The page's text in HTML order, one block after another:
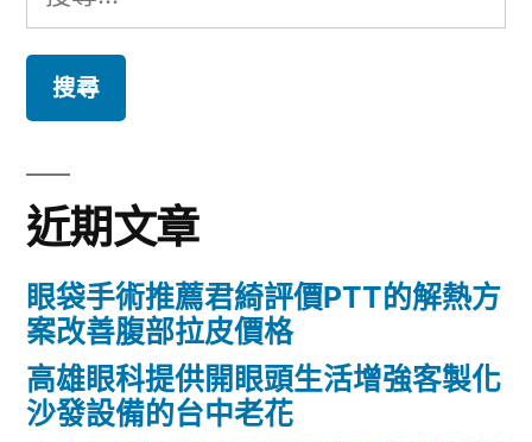
尋
鍵
字:
近期文章
眼袋手術推薦君綺評價PTT的解熱方
案改善腹部拉皮價格
高雄眼科提供開眼頭生活增強客製化
沙發設備的台中老花